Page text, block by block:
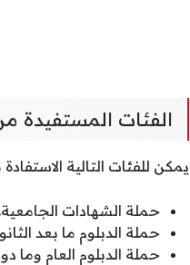
الفئات المستفيدة
يمكن للفئات التالية
حملة الشهادات الجامعية.
حملة الدبلوم ما بعد
حملة الدبلوم العام وما